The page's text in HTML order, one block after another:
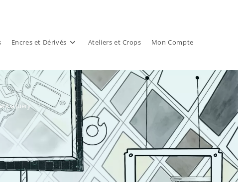
Encres et Dérivés Ateliers et Crops Mon Compte
Juery